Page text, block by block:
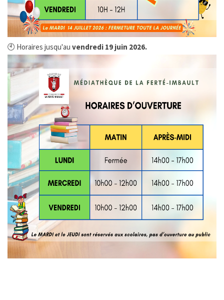
INFO ENEDIS
MES INFOS ÉLECTORALES
CONSEIL MUNICIPAL
PLAN CANICULE
ENVIRONNEMENT & SANTÉ
PRÉFECTURE DE LOIR ET CHER
FRANCE Services
🕙 Horaires jusqu'au vendredi 19 juin 2026.